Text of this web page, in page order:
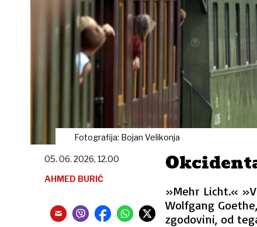
Fotografija: Bojan Velikonja
»Mehr Licht.«
Wolfgang
zgodovini, od
05. 06. 2026, 12.00
AHMED BURIĆ